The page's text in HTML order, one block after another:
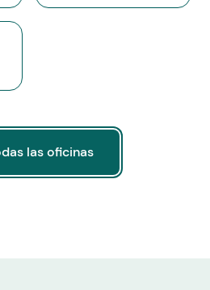
las oficinas
las oficinas